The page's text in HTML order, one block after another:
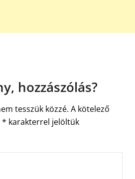
hozzászólás?
tesszük közzé. A kötelező
* karakterrel jelöltük